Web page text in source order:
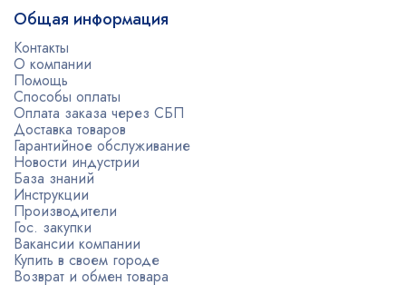
Общая информация
Контакты
О компании
Помощь
Способы оплаты
Оплата заказа через СБП
Доставка товаров
Гарантийное обслуживание
Новости индустрии
База знаний
Инструкции
Производители
Гос. закупки
Вакансии компании
Купить в своем городе
Возврат и обмен товара